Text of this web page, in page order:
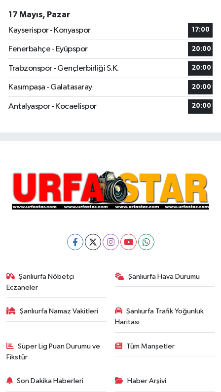
17 Mayıs, Pazar
Kayserispor - Konyaspor
17:00
Fenerbahçe - Eyüpspor 20:00
Trabzonspor - Gençlerbirliği S.K. 20:00
Kasımpaşa - Galatasaray 20:00
Antalyaspor - Kocaelispor 20:00
Şanlıurfa Nöbetçi
Eczaneler
Şanlıurfa Hava Durumu
Şanlıurfa Namaz Vakitleri
Şanlıurfa Trafik Yoğunluk
Haritası
Süper Lig Puan Durumu ve
Fikstür
Tüm Manşetler
Son Dakika Haberleri Haber Arşivi